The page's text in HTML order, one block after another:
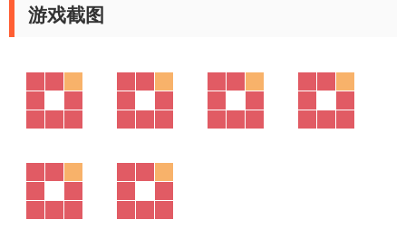
游戏截图